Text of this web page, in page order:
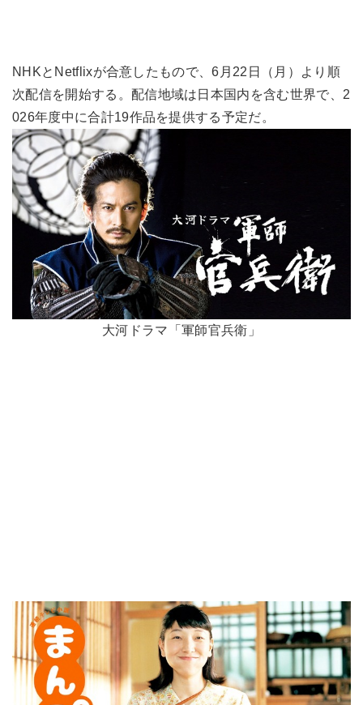
NHKとNetflixが合意したもので、6月22日（月）より順
次配信を開始する。配信地域は日本国内を含む世界で、2
026年度中に合計19作品を提供する予定だ。
大河ドラマ「軍師官兵衛」